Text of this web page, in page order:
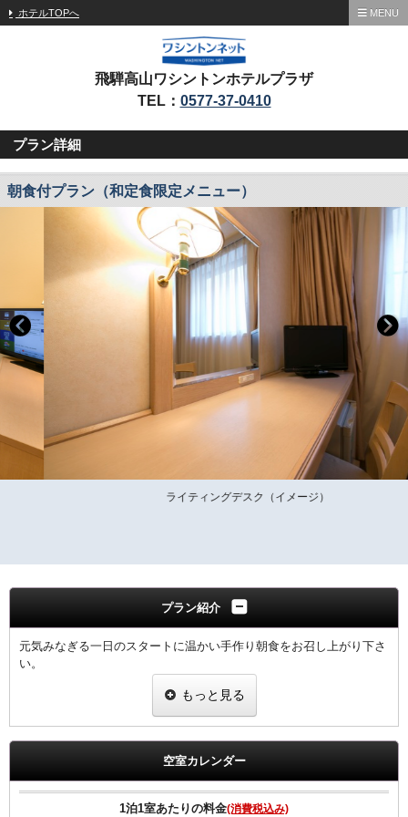
ホテルTOPへ MENU
飛騨高山ワシントンホテルプラザ
TEL： 0577-37-0410
プラン詳細
朝食付プラン（和定食限定メニュー）
ライティングデスク（イメージ）
プラン紹介
元気みなぎる一日のスタートに温かい手作り朝食をお召し上がり下さ
い。
領収書は、宿泊代として一括表記されます。
飛騨の郷土料理を豊富に盛り込んだ和定食（現在和朝食のみの提供と
なります）
もっと見る
空室カレンダー
1泊1室あたりの料金(消費税込み)